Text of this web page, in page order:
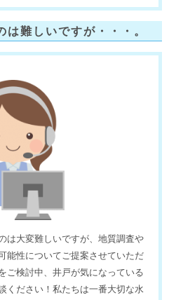
難しいですが・・・。
は大変難しいですが、地質調査や
能性についてご提案させていただ
ご検討中、井戸が気になっている
ください！私たちは一番大切な水